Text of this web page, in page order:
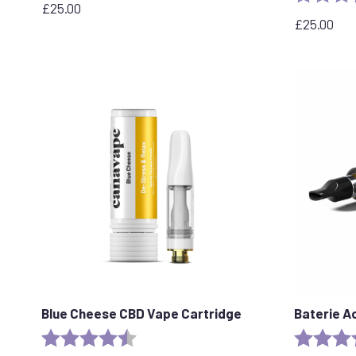
£25.00
£25.00
Blue Cheese CBD Vape Cartridge
Rating:
Baterie
Rating: